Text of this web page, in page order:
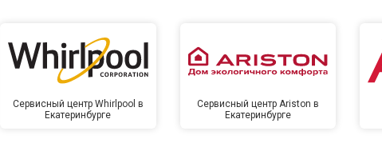
Сервисный центр Whirlpool в
Екатеринбурге
Сервисный центр Ariston в
Екатеринбурге